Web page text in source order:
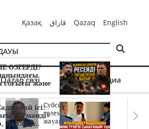
Қазақ قازاق Qazaq English
Qazaq сөзі Мультимедиа
Субсидиялар заңды
төленген бе? Соттағы
жауаптар айыптау..
ӨЗГЕРДІ?
соғысы және
ісі:
«күмәнді»
Павлода..